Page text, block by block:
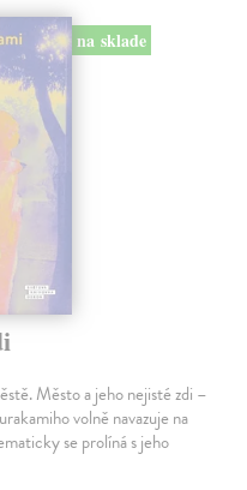
na sklade
Město a jeho nejisté zdi –
volně navazuje na
se prolíná s jeho